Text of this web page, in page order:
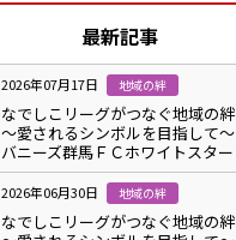
最新記事
2026年07月17日 地域の絆
なでしこリーグがつなぐ地域の絆
～愛されるシンボルを目指して～
バニーズ群馬ＦＣホワイトスター
2026年06月30日 地域の絆
なでしこリーグがつなぐ地域の絆